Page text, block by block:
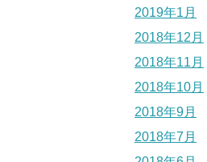
2019年1月
2018年12月
2018年11月
2018年10月
2018年9月
2018年7月